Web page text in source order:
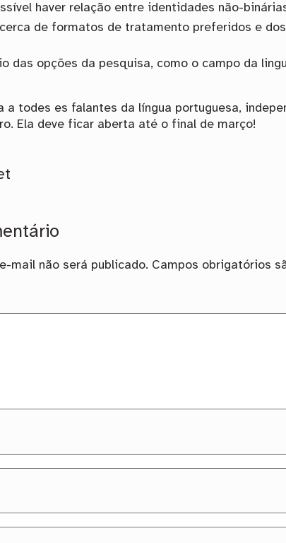
haver relação entre identidades não-
de formatos de tratamento preferidos e
das opções da pesquisa, como o campo da
a todes es falantes da língua portuguesa,
Ela deve ficar aberta até o final de março!
mail não será publicado. Campos obrigatórios